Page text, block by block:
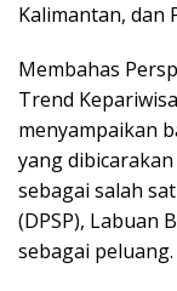
Kalimantan, dan
Membahas
Trend
menyampaikan
yang
sebagai salah
(DPSP), Labuan
sebagai peluang.